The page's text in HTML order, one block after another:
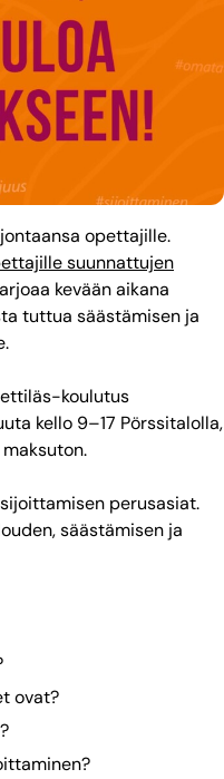
opettajille.
suunnattujen
kevään aikana
tuttua säästämisen ja
koulutus
kello 9–17 Pörssitalolla,
perusasiat.
säästämisen ja
ovat?